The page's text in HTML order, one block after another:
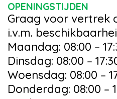
OPENINGSTIJDEN
Graag voor vertrek
i.v.m.
Maandag: 08:00 –
Dinsdag: 08:00 –
Woensdag: 08:00 –
Donderdag: 08:00 –